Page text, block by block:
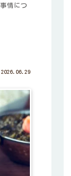
情につ
2026.06.29